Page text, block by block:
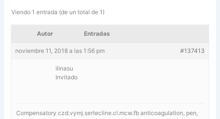
Viendo 1 entrada (de un total de 1)
Autor Entradas
noviembre 11, 2018 a las 1:56 pm #137413
ilinasu
Invitado
Compensatory czd.vymj.sertecline.cl.mcw.fb anticoagulation, pen,